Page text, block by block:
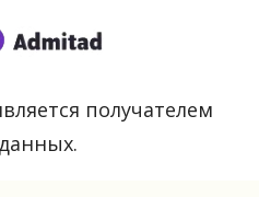
получателем